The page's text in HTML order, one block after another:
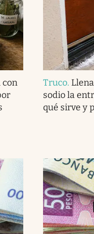
con
Truco.
sodio la
qué sirve y